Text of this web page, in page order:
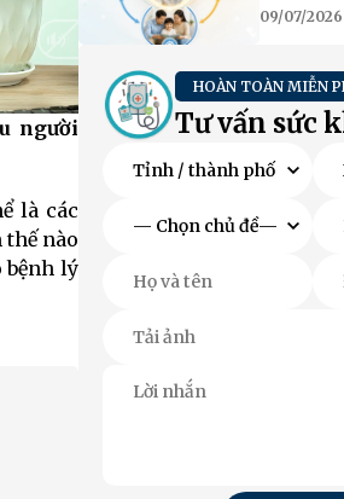
người
là các
nào
bệnh lý
09/07/2026
HOÀN TOÀN MIỄN
Tư vấn sức